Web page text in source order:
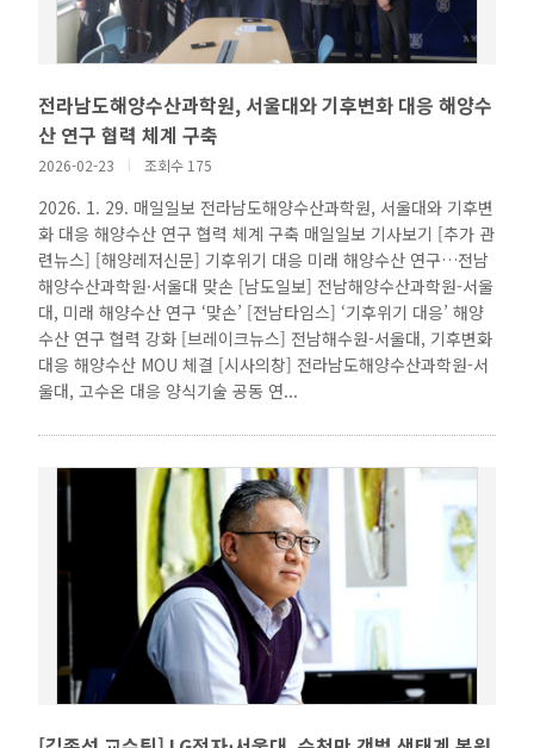
전라남도해양수산과학원, 서울대와 기후변화 대응 해양수
산 연구 협력 체계 구축
2026-02-23 l 조회수 175
2026. 1. 29. 매일일보 전라남도해양수산과학원, 서울대와 기후변
화 대응 해양수산 연구 협력 체계 구축 매일일보 기사보기 [추가 관
련뉴스] [해양레저신문] 기후위기 대응 미래 해양수산 연구…전남
해양수산과학원·서울대 맞손 [남도일보] 전남해양수산과학원-서울
대, 미래 해양수산 연구 ‘맞손’ [전남타임스] ‘기후위기 대응’ 해양
수산 연구 협력 강화 [브레이크뉴스] 전남해수원-서울대, 기후변화
대응 해양수산 MOU 체결 [시사의창] 전라남도해양수산과학원-서
울대, 고수온 대응 양식기술 공동 연...